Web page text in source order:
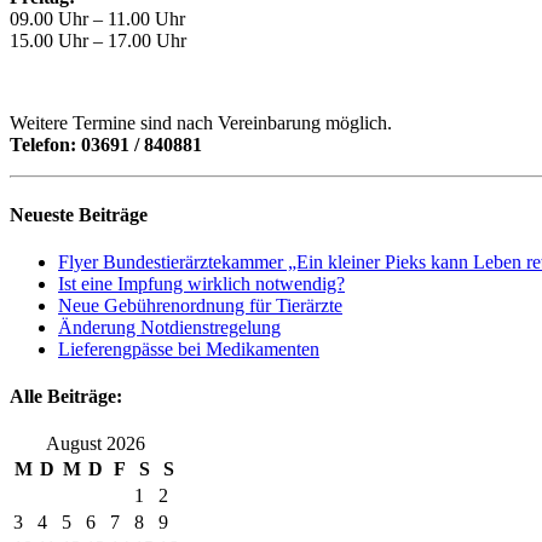
09.00 Uhr – 11.00 Uhr
15.00 Uhr – 17.00 Uhr
Weitere Termine sind nach Vereinbarung möglich.
Telefon: 03691 / 840881
Neueste Beiträge
Flyer Bundestierärztekammer „Ein kleiner Pieks kann Leben
Ist eine Impfung wirklich notwendig?
Neue Gebührenordnung für Tierärzte
Änderung Notdienstregelung
Lieferengpässe bei Medikamenten
Alle Beiträge:
August 2026
M D M D F S
S
1
2
3
4 5 6 7 8
9